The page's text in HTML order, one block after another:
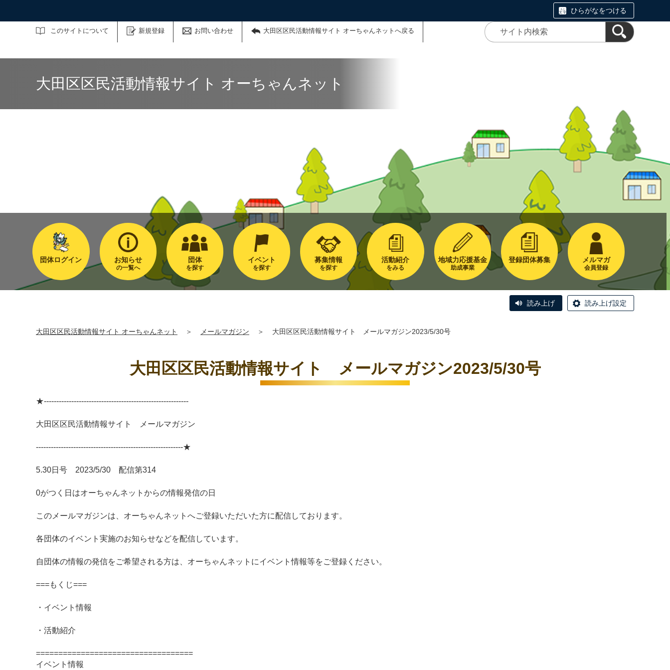
ひらがなをつける
このサイトについて 新規登録 お問い合わせ 大田区区民活動情報サイト オーちゃんネットへ戻る
サイト内検索
大田区区民活動情報サイト オーちゃんネット
団体ログイン お知らせ
の一覧へ
団体
を探す
イベント
を探す
募集情報
を探す
活動紹介
をみる
地域力応援基金
助成事業
登録団体募集 メルマガ
会員登録
読み上げ 読み上げ設定
大田区区民活動情報サイト オーちゃんネット ＞ メールマガジン ＞ 大田区区民活動情報サイト メールマガジン2023/5/30号
大田区区民活動情報サイト メールマガジン2023/5/30号
★----------------------------------------------------------
大田区区民活動情報サイト メールマガジン
-----------------------------------------------------------★
5.30日号 2023/5/30 配信第314
0がつく日はオーちゃんネットからの情報発信の日
このメールマガジンは、オーちゃんネットへご登録いただいた方に配信しております。
各団体のイベント実施のお知らせなどを配信しています。
自団体の情報の発信をご希望される方は、オーちゃんネットにイベント情報等をご登録ください。
===もくじ===
・イベント情報
・活動紹介
===================================
イベント情報